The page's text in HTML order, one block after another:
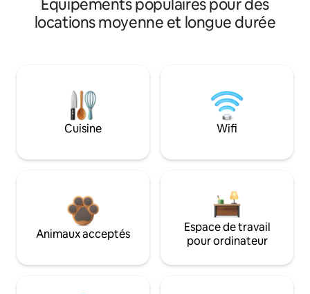
Équipements populaires pour des
locations moyenne et longue durée
Cuisine Wifi
Animaux acceptés
Espace de travail
pour ordinateur